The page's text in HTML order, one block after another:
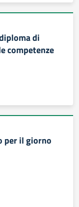
di
competenze
per il giorno